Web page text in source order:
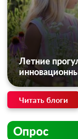
Летние
Читать блоги
Опрос